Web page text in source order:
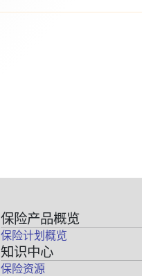
保险产品概览
保险计划概览
知识中心
保险资源